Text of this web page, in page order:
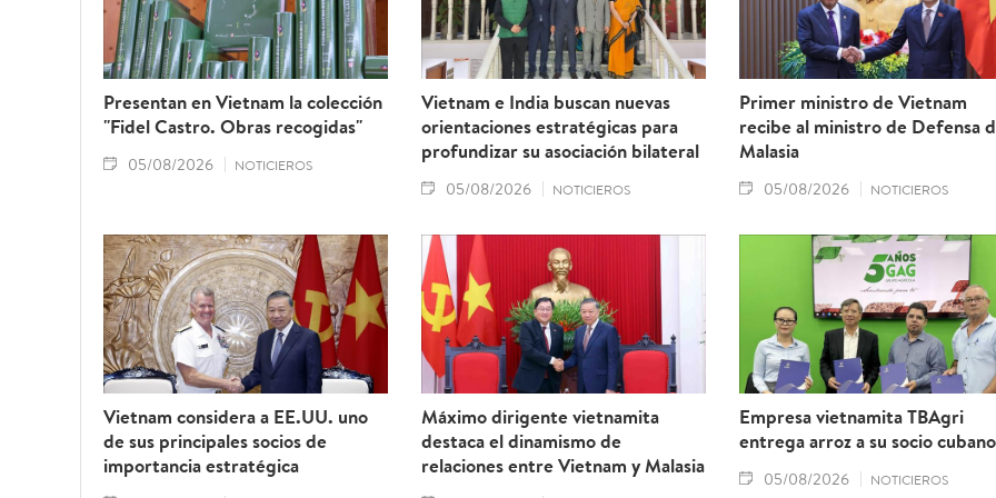
Presentan en Vietnam la colección
"Fidel Castro. Obras recogidas"
05/08/2026 NOTICIEROS
Vietnam e India buscan nuevas
orientaciones estratégicas para
profundizar su asociación bilateral
05/08/2026 NOTICIEROS
Primer ministro de Vietnam
recibe al ministro de Defensa
Malasia
05/08/2026 NOTICIEROS
Vietnam considera a EE.UU. uno
de sus principales socios de
importancia estratégica
Máximo dirigente vietnamita
destaca el dinamismo de
relaciones entre Vietnam y Malasia
Empresa vietnamita TBAgri
entrega arroz a su socio cubano
05/08/2026 NOTICIEROS